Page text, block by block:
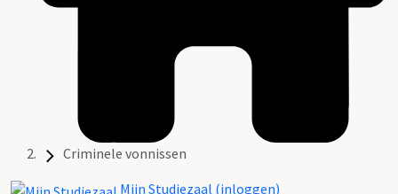
Criminele vonnissen
Mijn Studiezaal (inloggen)